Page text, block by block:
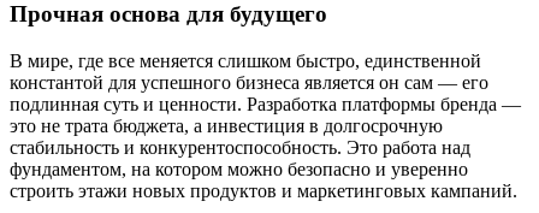
Прочная основа для будущего
В мире, где все меняется слишком быстро, единственной
константой для успешного бизнеса является он сам — его
подлинная суть и ценности. Разработка платформы бренда —
это не трата бюджета, а инвестиция в долгосрочную
стабильность и конкурентоспособность. Это работа над
фундаментом, на котором можно безопасно и уверенно
строить этажи новых продуктов и маркетинговых кампаний.